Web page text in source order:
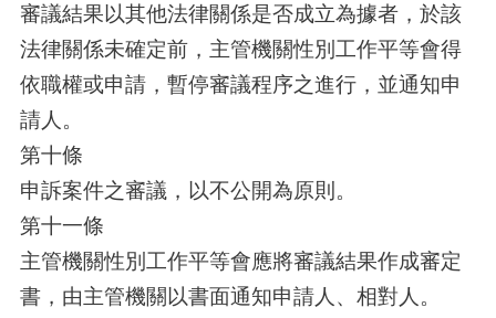
審議結果以其他法律關係是否成立為據者，於該
法律關係未確定前，主管機關性別工作平等會得
依職權或申請，暫停審議程序之進行，並通知申
請人。
第十條
申訴案件之審議，以不公開為原則。
第十一條
主管機關性別工作平等會應將審議結果作成審定
書，由主管機關以書面通知申請人、相對人。